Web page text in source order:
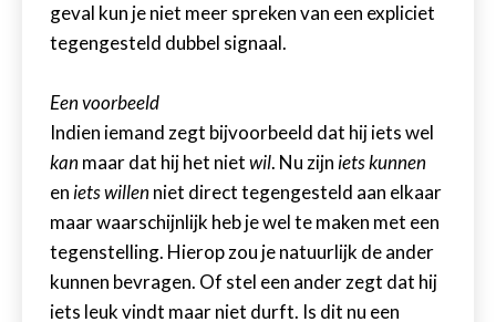
geval kun je niet meer spreken van een expliciet
tegengesteld dubbel signaal.
Een voorbeeld
Indien iemand zegt bijvoorbeeld dat hij iets wel
kanmaar dat hij het nietwil. Nu zijn iets kunnen
en iets willenniet direct tegengesteld aan elkaar
maar waarschijnlijk heb je wel te maken met een
tegenstelling. Hierop zou je natuurlijk de ander
kunnen bevragen. Of stel een ander zegt dat hij
iets leuk vindt maar niet durft. Is dit nu een